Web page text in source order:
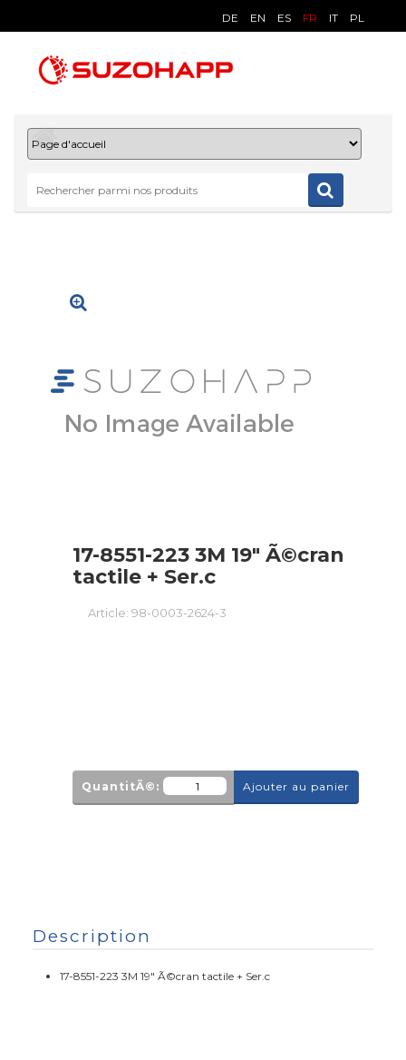
DE EN ES FR IT PL
17-8551-223 3M 19" Ã©cran
tactile + Ser.c
Article: 98-0003-2624-3
QuantitÃ©: Ajouter au panier
Description
17-8551-223 3M 19" Ã©cran tactile + Ser.c